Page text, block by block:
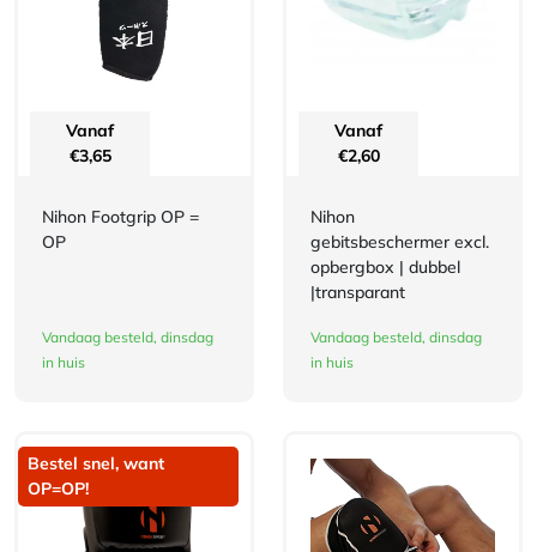
Vanaf
€3,65
Nihon Footgrip OP =
OP
Vandaag besteld, dinsdag
in huis
Vanaf
€2,60
Nihon
gebitsbeschermer excl.
opbergbox | dubbel
|transparant
Vandaag besteld, dinsdag
in huis
Bestel snel, want
OP=OP!